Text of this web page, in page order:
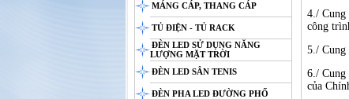
MÁNG CÁP, THANG CÁP
TỦ ĐIỆN - TỦ RACK
ĐÈN LED SỬ DỤNG NĂNG
LƯỢNG MẶT TRỜI
ĐÈN LED SÂN TENIS
ĐÈN PHA LED ĐƯỜNG PHỐ
4./ Cung
công
5./
6./ Cung
của